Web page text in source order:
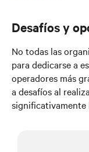
Desafíos y
No todas las
para dedicarse a
operadores más
a desafíos al
significativamente